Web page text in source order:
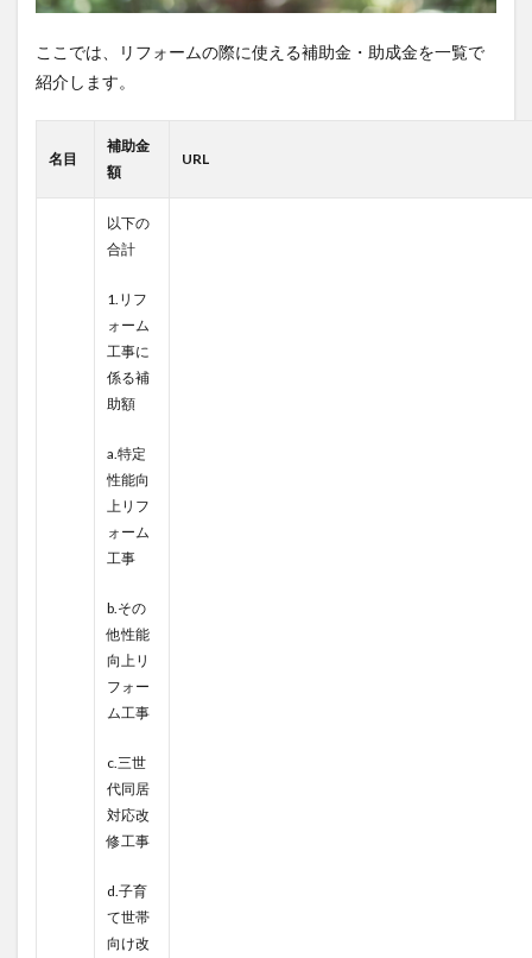
ここでは、リフォームの際に使える補助金・助成金を一覧で
紹介します。
名目
補助金
額
URL
以下の
合計
1.リフ
ォーム
工事に
係る補
助額
a.特定
性能向
上リフ
ォーム
工事
b.その
他性能
向上リ
フォー
ム工事
c.三世
代同居
対応改
修工事
d.子育
て世帯
向け改